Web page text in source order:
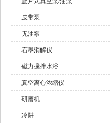
皮带泵
无油泵
石墨消解仪
磁力搅拌水浴
真空离心浓缩仪
研磨机
冷阱